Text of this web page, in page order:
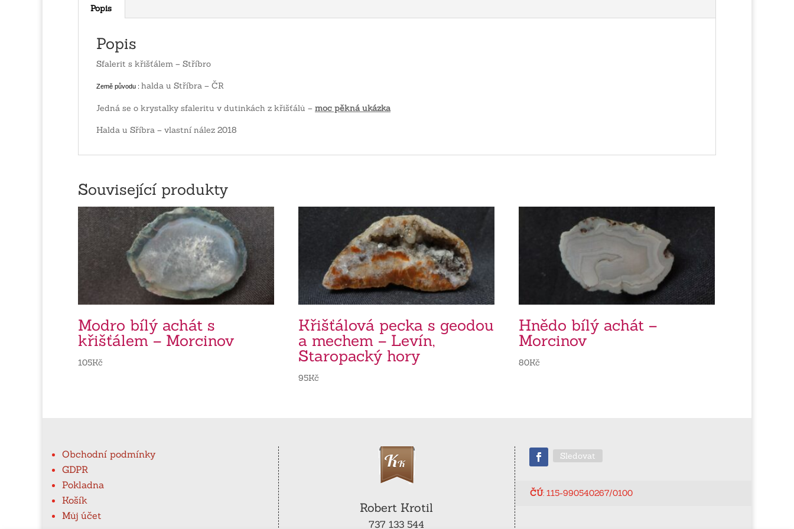
Popis
Popis
Sfalerit s křišťálem – Stříbro
Země původu : halda u Stříbra – ČR
Jedná se o krystalky sfaleritu v dutinkách z křišťálů – moc pěkná ukázka
Halda u Sříbra – vlastní nález 2018
Související produkty
Modro bílý achát s
křišťálem – Morcinov
105Kč
Křišťálová pecka s geodou
a mechem – Levín,
Staropacký hory
95Kč
Hnědo bílý achát –
Morcinov
80Kč
Obchodní podmínky
GDPR
Pokladna
Košík
Můj účet
Robert Krotil
737 133 544
Sledovat
ČÚ: 115-990540267/0100